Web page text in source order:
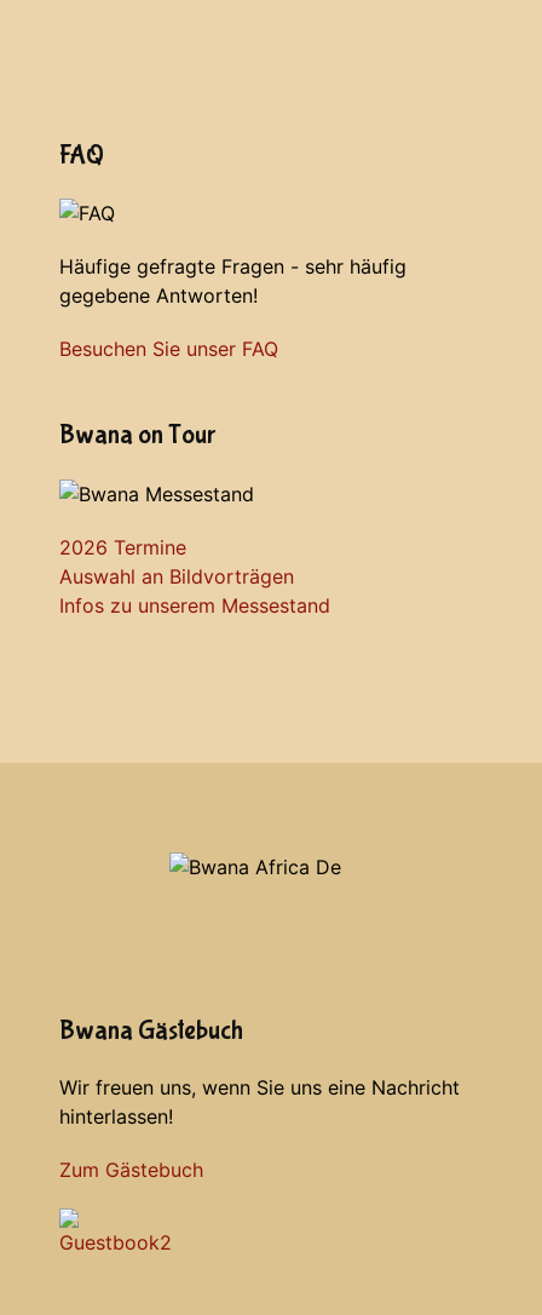
FAQ
Häufige gefragte Fragen - sehr häufig
gegebene Antworten!
Besuchen Sie unser FAQ
Bwana on Tour
2026 Termine
Auswahl an Bildvorträgen
Infos zu unserem Messestand
Bwana Gästebuch
Wir freuen uns, wenn Sie uns eine Nachricht
hinterlassen!
Zum Gästebuch